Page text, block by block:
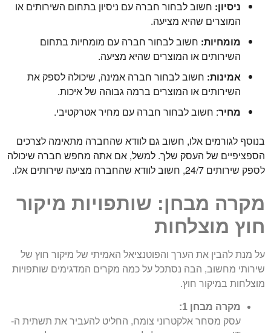
ניסיון: חשוב לבחור חברה עם ניסיון בתחום השירותים או
המוצרים שהיא מציעה.
מומחיות: חשוב לבחור חברה עם מומחיות בתחום
השירותים או המוצרים שהיא מציעה.
אמינות: חשוב לבחור חברה אמינה, שיכולה לספק את
השירותים או המוצרים ברמה גבוהה של איכות.
מחיר: חשוב לבחור חברה עם מחיר אטרקטיבי.
בנוסף לגורמים אלו, חשוב גם לוודא שהחברה מתאימה לצרכים
הספציפיים של העסק שלך. למשל, אם אתה מחפש חברה שיכולה
לספק שירותים 24/7, חשוב לוודא שהחברה מציעה שירותים אלו.
מקרה מבחן: שותפויות מיקור
חוץ מוצלחות
על מנת להבין את הערך והפוטנציאל האמיתי של מיקור חוץ של
שירותי מחשוב, הבה נסתכל על כמה מקרים המדגימים שותפויות
מוצלחות במיקור חוץ.
מקרה מבחן 1:
עסק מסחר אלקטרוני צומח, החליט להעביר את תשתית ה-